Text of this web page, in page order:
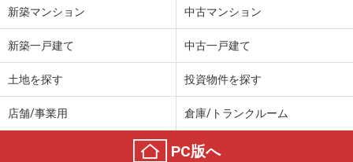
新築マンション 中古マンション
新築一戸建て 中古一戸建て
土地を探す 投資物件を探す
店舗/事業用 倉庫/トランクルーム
PC版へ